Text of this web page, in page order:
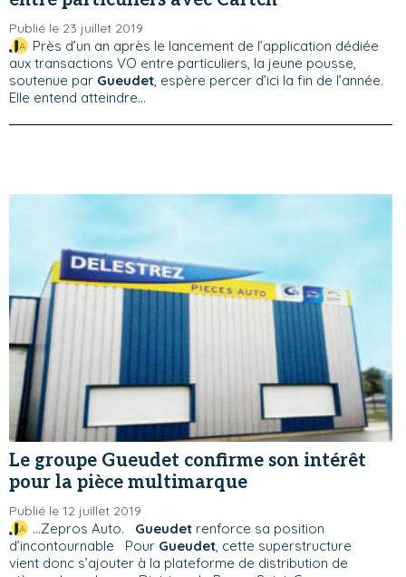
Publié le 23 juillet 2019
Près d’un an après le lancement de l’application dédiée
aux transactions VO entre particuliers, la jeune pousse,
soutenue par Gueudet , espère percer d’ici la fin de l’année.
Elle entend atteindre...
Le groupe Gueudet confirme son intérêt
pour la pièce multimarque
Publié le 12 juillet 2019
...Zepros Auto. Gueudetrenforce sa position
d’incontournable Pour Gueudet, cette superstructure
vient donc s’ajouter à la plateforme de distribution de